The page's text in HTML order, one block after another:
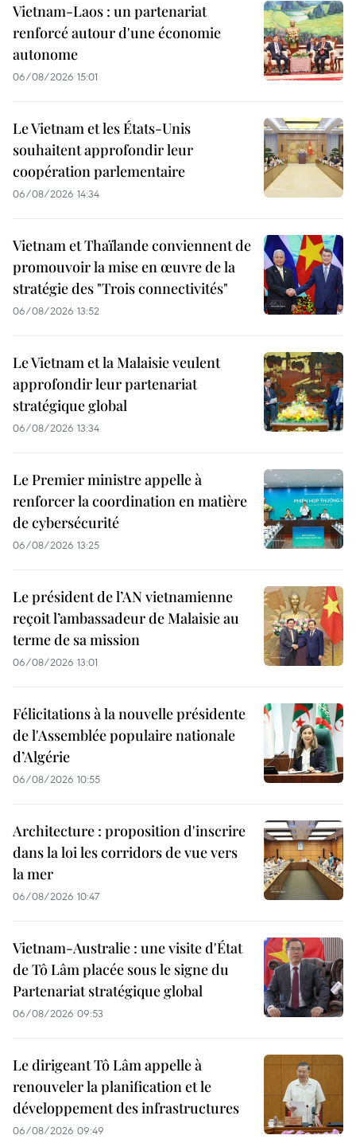
Vietnam-Laos : un partenariat
renforcé autour d'une économie
autonome
06/08/2026 15:01
Le Vietnam et les États-Unis
souhaitent approfondir leur
coopération parlementaire
06/08/2026 14:34
Vietnam et Thaïlande conviennent de
promouvoir la mise en œuvre de la
stratégie des "Trois connectivités"
06/08/2026 13:52
Le Vietnam et la Malaisie veulent
approfondir leur partenariat
stratégique global
06/08/2026 13:34
Le Premier ministre appelle à
renforcer la coordination en matière
de cybersécurité
06/08/2026 13:25
Le président de l’AN vietnamienne
reçoit l’ambassadeur de Malaisie au
terme de sa mission
06/08/2026 13:01
Félicitations à la nouvelle présidente
de l'Assemblée populaire nationale
d’Algérie
06/08/2026 10:55
Architecture : proposition d'inscrire
dans la loi les corridors de vue vers
la mer
06/08/2026 10:47
Vietnam-Australie : une visite d'État
de Tô Lâm placée sous le signe du
Partenariat stratégique global
06/08/2026 09:53
Le dirigeant Tô Lâm appelle à
renouveler la planification et le
développement des infrastructures
06/08/2026 09:49